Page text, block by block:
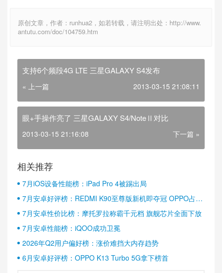
原创文章，作者：runhua2，如若转载，请注明出处：http://www.
antutu.com/doc/104759.htm
支持6个频段4G LTE 三星GALAXY S4发布
« 上一篇 2013-03-15 21:08:11
眼+手操作亮了 三星GALAXY S4/NoteⅡ对比
2013-03-15 21:16:08 下一篇 »
相关推荐
7月iOS设备性能榜：iPad Pro 4被踢出局
7月安卓好评榜：REDMI K90至尊版新机即夺冠 OPPO占据
半壁江山
7月安卓性价比榜：摩托罗拉称霸千元档 旗舰芯片全面下放
7月安卓性能榜：iQOO成功卫冕
2026年Q2用户偏好榜：涨价难挡大内存趋势
6月安卓好评榜：OPPO K13 Turbo 5G拿下榜首